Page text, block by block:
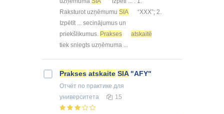
Raksturot uzņēmumu SIA
“XXX”; 2.
Izpētīt ... secinājumus un
priekšlikumus. Prakses
atskaitē
tiek sniegts uzņēmuma ...
Prakses atskaite SIA"AFY"
Отчёт по практике для
университета
15